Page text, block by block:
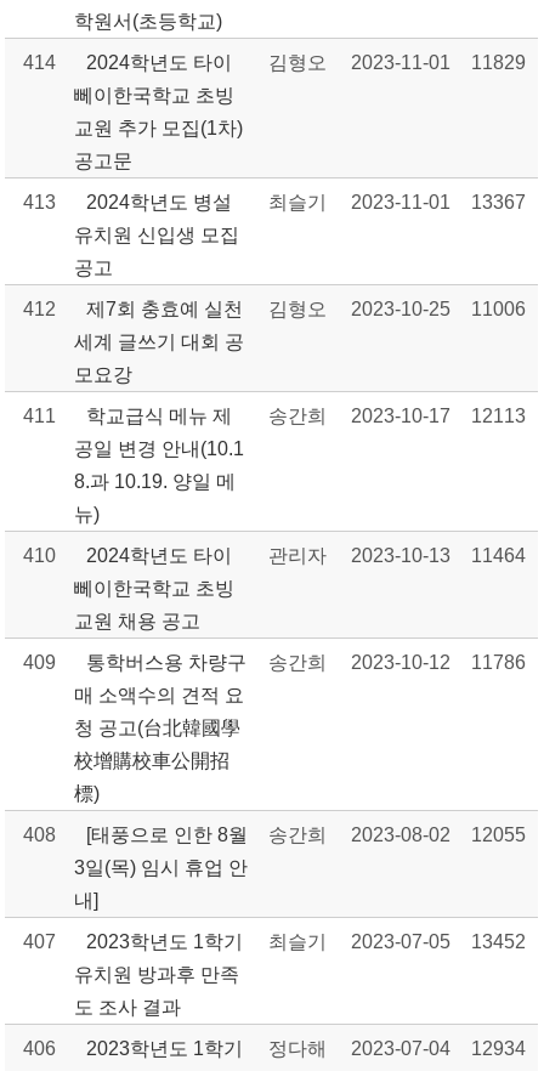
학원서(초등학교)
414
2024학년도 타이
뻬이한국학교 초빙
교원 추가 모집(1차)
공고문
김형오 2023-11-01 11829
413
2024학년도 병설
유치원 신입생 모집
공고
최슬기 2023-11-01 13367
412
제7회 충효예 실천
세계 글쓰기 대회 공
모요강
김형오 2023-10-25 11006
411
학교급식 메뉴 제
공일 변경 안내(10.1
8.과 10.19. 양일 메
뉴)
송간희 2023-10-17 12113
410
2024학년도 타이
뻬이한국학교 초빙
교원 채용 공고
관리자 2023-10-13 11464
409
통학버스용 차량구
매 소액수의 견적 요
청 공고(台北韓國學
校增購校車公開招
標)
송간희 2023-10-12 11786
408
[태풍으로 인한 8월
3일(목) 임시 휴업 안
내]
송간희 2023-08-02 12055
407
2023학년도 1학기
유치원 방과후 만족
도 조사 결과
최슬기 2023-07-05 13452
406 2023학년도 1학기 정다해 2023-07-04 12934